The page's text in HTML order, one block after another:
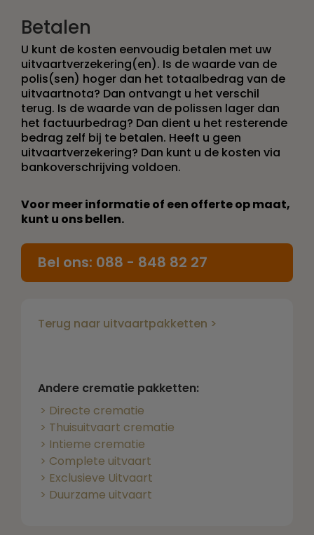
Betalen
U kunt de kosten eenvoudig betalen met uw
uitvaartverzekering(en). Is de waarde van de
polis(sen) hoger dan het totaalbedrag van de
uitvaartnota? Dan ontvangt u het verschil
terug. Is de waarde van de polissen lager dan
het factuurbedrag? Dan dient u het resterende
bedrag zelf bij te betalen. Heeft u geen
uitvaartverzekering? Dan kunt u de kosten via
bankoverschrijving voldoen.
Voor meer informatie of een offerte op maat,
kunt u ons bellen.
Bel ons: 088 - 848 82 27
Terug naar uitvaartpakketten >
Andere crematie pakketten:
Directe crematie
Thuisuitvaart crematie
Intieme crematie
Complete uitvaart
Exclusieve Uitvaart
Duurzame uitvaart